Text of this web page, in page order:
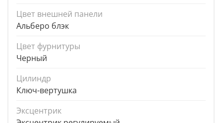
Цвет внешней панели
Альберо блэк
Цвет фурнитуры
Черный
Цилиндр
Ключ-вертушка
Эксцентрик